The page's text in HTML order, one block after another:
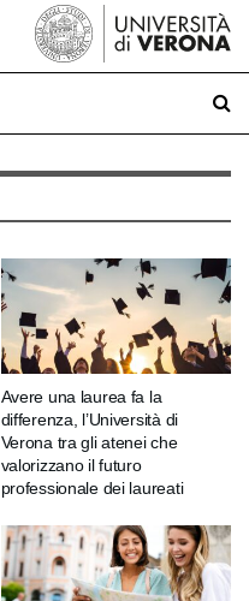
Avere una laurea fa la
differenza, l’Università di
Verona tra gli atenei che
valorizzano il futuro
professionale dei laureati